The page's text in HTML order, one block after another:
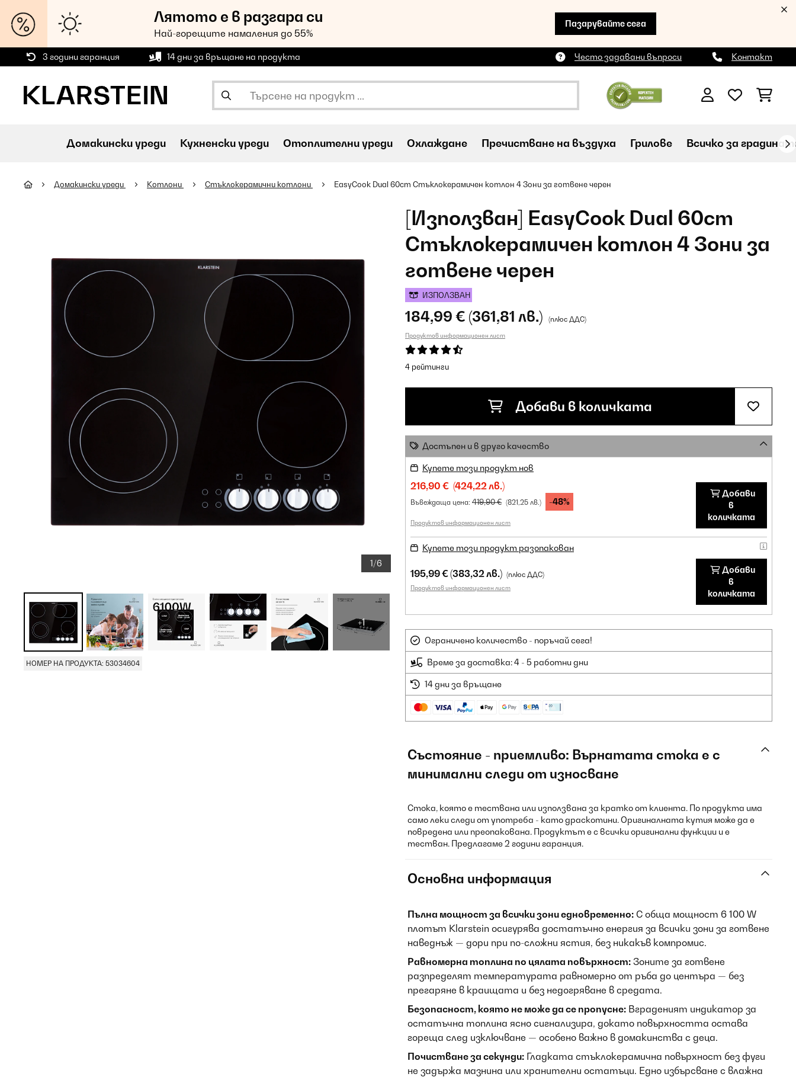
Лятото е в разгара си
Най-горещите намаления до 55%
Пазарувайте сега
3 години гаранция 14 дни за връщане на продукта Често задавани въпроси Контакт
Домакински уреди Кухненски уреди Oтоплителни уреди Охлаждане Пречистване на въздуха Грилове Всичко за
Домакински уреди Котлони Стъклокерамични котлони EasyCook Dual 60cm Стъклокерамичен котлон 4 Зони за готвене черен
1/6
+1
НОМЕР НА ПРОДУКТА: 53034604
[Използван] EasyCook Dual 60cm
Стъклокерамичен котлон 4 Зони за
готвене черен
ИЗПОЛЗВАН
184,99 € (361,81 лв.) (плюс ДДС)
Продуктов информационен лист
4 рейтинги
Добави в количката
Достъпен и в друго качество
Купете този продукт нов
216,90 € (424,22 лв.)
Въвеждаща цена: 419,90 € (821,25 лв.) -48%
Продуктов информационен лист
Добави
в
количката
Купете този продукт разопакован
195,99 €(383,32 лв.) (плюс ДДС)
Продуктов информационен лист
Добави
в
количката
Ограничено количество - поръчай сега!
Време за доставка: 4 - 5 работни дни
14 дни за връщане
Състояние - приемливо: Върнатата стока е с
минимални следи от износване
Стока, която е тествана или използвана за кратко от клиента. По продукта има
само леки следи от употреба - като драскотини. Оригиналната кутия може да е
повредена или преопакована. Продуктът е с всички оригинални функции и е
тестван. Предлагаме 2 години гаранция.
Основна информация
Пълна мощност за всички зони едновременно: С обща мощност 6 100 W
плотът Klarstein осигурява достатъчно енергия за всички зони за готвене
наведнъж — дори при по-сложни ястия, без никакъв компромис.
Равномерна топлина по цялата повърхност: Зоните за готвене
разпределят температурата равномерно от ръба до центъра — без
прегаряне в краищата и без недогряване в средата.
Безопасност, която не може да се пропусне: Вграденият индикатор за
остатъчна топлина ясно сигнализира, докато повърхността остава
гореща след изключване — особено важно в домакинства с деца.
Почистване за секунди: Гладката стъклокерамична повърхност без фуги
не задържа мазнина или хранителни остатъци. Едно избърсване с влажна